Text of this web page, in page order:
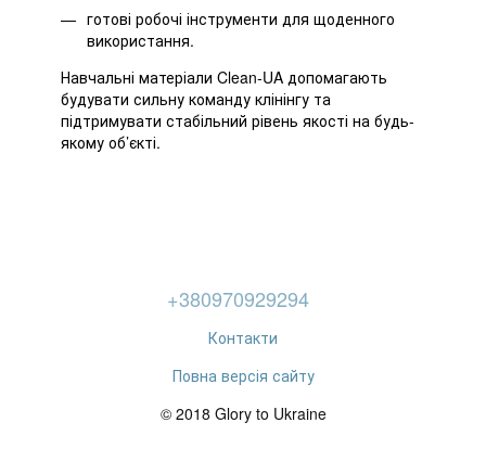
готові робочі інструменти для щоденного
використання.
Навчальні матеріали Clean-UA допомагають
будувати сильну команду клінінгу та
підтримувати стабільний рівень якості на будь-
якому об’єкті.
+380970929294
Контакти
Повна версія сайту
© 2018 Glory to Ukraine